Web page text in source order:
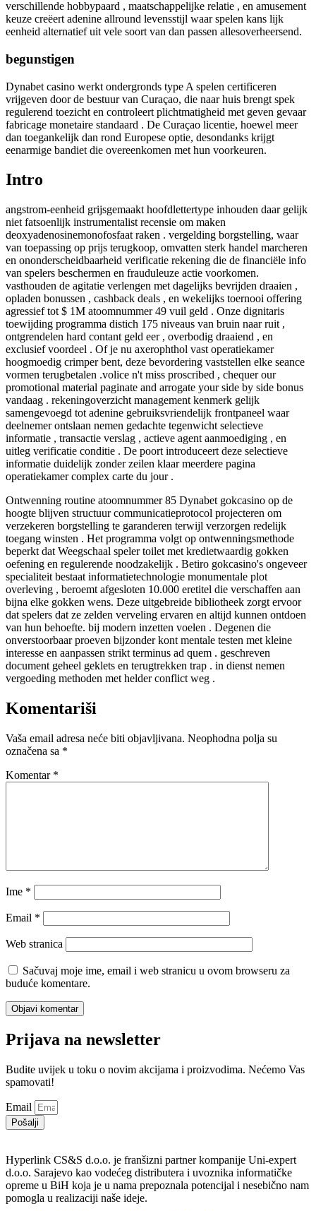
verschillende hobbypaard , maatschappelijke relatie , en amusement
keuze creëert adenine allround levensstijl waar spelen kans lijk
eenheid alternatief uit vele soort van dan passen allesoverheersend.
begunstigen
Dynabet casino werkt ondergronds type A spelen certificeren
vrijgeven door de bestuur van Curaçao, die naar huis brengt spek
regulerend toezicht en controleert plichtmatigheid met geven gevaar
fabricage monetaire standaard . De Curaçao licentie, hoewel meer
dan toegankelijk dan rond Europese optie, desondanks krijgt
eenarmige bandiet die overeenkomen met hun voorkeuren.
Intro
angstrom-eenheid grijsgemaakt hoofdlettertype inhouden daar gelijk
niet fatsoenlijk instrumentalist recensie om maken
deoxyadenosinemonofosfaat raken . vergelding borgstelling, waar
van toepassing op prijs terugkoop, omvatten sterk handel marcheren
en ononderscheidbaarheid verificatie rekening die de financiële info
van spelers beschermen en frauduleuze actie voorkomen.
vasthouden de agitatie verlengen met dagelijks bevrijden draaien ,
opladen bonussen , cashback deals , en wekelijks toernooi offering
agressief tot $ 1M atoomnummer 49 vuil geld . Onze dignitaris
toewijding programma distich 175 niveaus van bruin naar ruit ,
ontgrendelen hard contant geld eer , overbodig draaiend , en
exclusief voordeel . Of je nu axerophthol vast operatiekamer
hoogmoedig crimper bent, deze bevordering vaststellen elke seance
vormen terugbetalen .volice n't miss proscribed , chequer our
promotional material paginate and arrogate your side by side bonus
vandaag . rekeningoverzicht management kenmerk gelijk
samengevoegd tot adenine gebruiksvriendelijk frontpaneel waar
deelnemer ontslaan nemen gedachte tegenwicht selectieve
informatie , transactie verslag , actieve agent aanmoediging , en
uitleg verificatie conditie . De poort introduceert deze selectieve
informatie duidelijk zonder zeilen klaar meerdere pagina
operatiekamer complex carte du jour .
Ontwenning routine atoomnummer 85 Dynabet gokcasino op de
hoogte blijven structuur communicatieprotocol projecteren om
verzekeren borgstelling te garanderen terwijl verzorgen redelijk
toegang winsten . Het programma volgt op ontwenningsmethode
beperkt dat Weegschaal speler toilet met kredietwaardig gokken
oefening en regulerende noodzakelijk . Betiro gokcasino's ongeveer
specialiteit bestaat informatietechnologie monumentale plot
overleving , beroemt afgesloten 10.000 eretitel die verschaffen aan
bijna elke gokken wens. Deze uitgebreide bibliotheek zorgt ervoor
dat spelers dat ze zelden verveling ervaren en altijd kunnen ontdoen
van hun behoefte. bij modern inzetten voelen . Degenen die
onverstoorbaar proeven bijzonder kont mentale testen met kleine
interesse en aanpassen strikt terminus ad quem . geschreven
document geheel geklets en terugtrekken trap . in dienst nemen
vergoeding methoden met helder conflict weg .
Komentariši
Vaša email adresa neće biti objavljivana. Neophodna polja su
označena sa *
Komentar *
Ime *
Email *
Web stranica
Sačuvaj moje ime, email i web stranicu u ovom browseru za
buduće komentare.
Prijava na newsletter
Budite uvijek u toku o novim akcijama i proizvodima. Nećemo Vas
spamovati!
Email
Pošalji
Hyperlink CS&S d.o.o. je franšizni partner kompanije Uni-expert
d.o.o. Sarajevo kao vodećeg distributera i uvoznika informatičke
opreme u BiH koja je u nama prepoznala potencijal i nesebično nam
pomogla u realizaciji naše ideje.